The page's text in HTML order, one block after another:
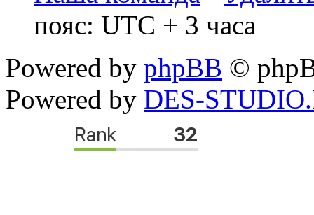
пояс: UTC + 3 часа
Powered by phpBB ©
Powered by DES-